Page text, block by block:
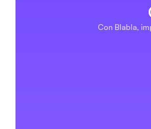
Con Blabla,